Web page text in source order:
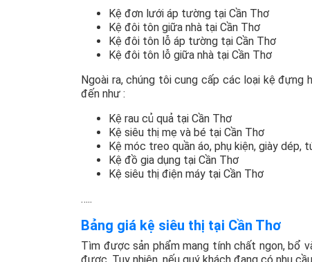
Kệ đơn lưới áp tường tại Cần Thơ
Kệ đôi tôn giữa nhà tại Cần Thơ
Kệ đôi tôn lỗ áp tường tại Cần Thơ
Kệ đôi tôn lỗ giữa nhà tại Cần Thơ
Ngoài ra, chúng tôi cung cấp các loại kệ đựng
đến như :
Kệ rau củ quả tại Cần Thơ
Kệ siêu thị mẹ và bé tại Cần Thơ
Kệ móc treo quần áo, phụ kiện, giày dép,
Kệ đồ gia dụng tại Cần Thơ
Kệ siêu thị điện máy tại Cần Thơ
…..
Bảng giá kệ siêu thị tại Cần Thơ
Tìm được sản phẩm mang tính chất ngon, bổ